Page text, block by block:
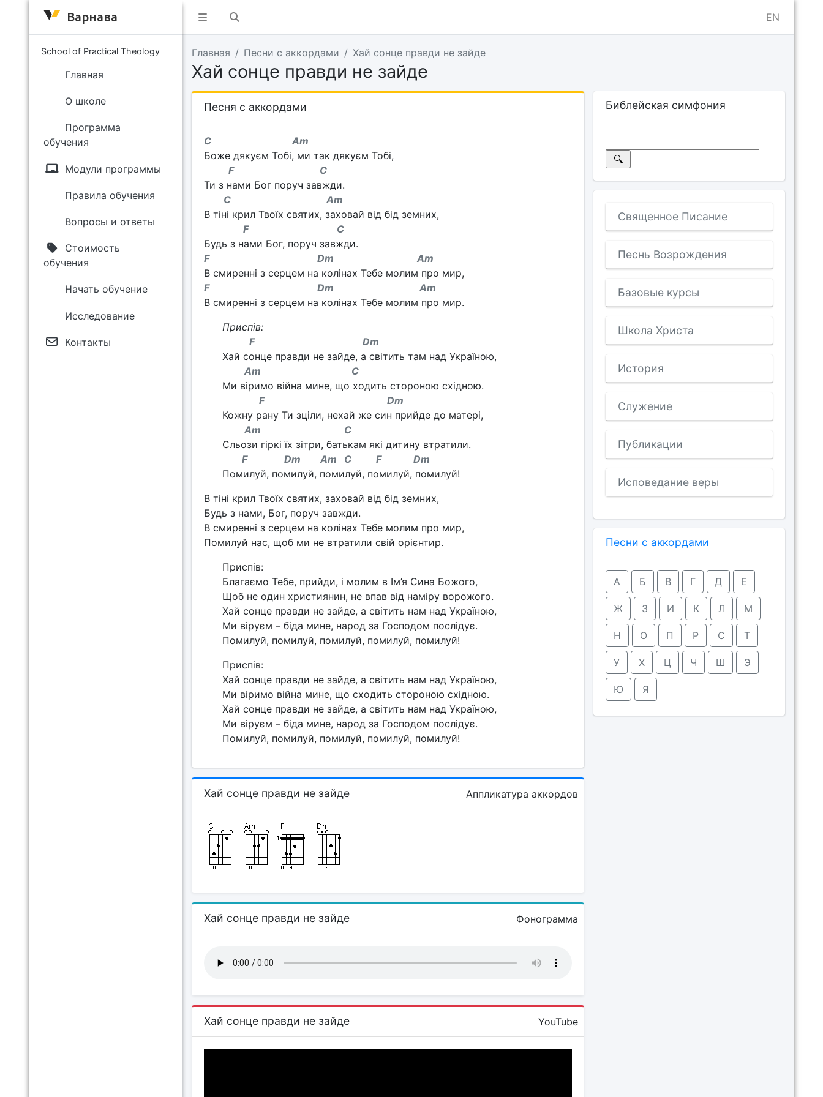
EN
Варнава
School of Practical Theology
Главная
О школе
Программа
обучения
Модули программы
Правила обучения
Вопросы и ответы
Стоимость
обучения
Начать обучение
Исследование
Контакты
Главная Песни с аккордами Хай сонце правди не зайде
Хай сонце правди не зайде
Песня с аккордами
C Am
Боже дякуєм Тобі, ми так дякуєм Тобі,
F C
Ти з нами Бог поруч завжди.
C Am
В тіні крил Твоїх святих, заховай від бід земних,
F C
Будь з нами Бог, поруч завжди.
F Dm Am
В смиренні з серцем на колінах Тебе молим про мир,
F Dm Am
В смиренні з серцем на колінах Тебе молим про мир.
Приспів:
F Dm
Хай сонце правди не зайде, а світить там над Україною,
Am C
Ми віримо війна мине, що ходить стороною східною.
F Dm
Кожну рану Ти зціли, нехай же син прийде до матері,
Am C
Сльози гіркі їх зітри, батькам які дитину втратили.
F Dm Am C F Dm
Помилуй, помилуй, помилуй, помилуй, помилуй!
В тіні крил Твоїх святих, заховай від бід земних,
Будь з нами, Бог, поруч завжди.
В смиренні з серцем на колінах Тебе молим про мир,
Помилуй нас, щоб ми не втратили свій орієнтир.
Приспів:
Благаємо Тебе, прийди, і молим в Ім’я Сина Божого,
Щоб не один християнин, не впав від наміру ворожого.
Хай сонце правди не зайде, а світить нам над Україною,
Ми віруєм – біда мине, народ за Господом послідує.
Помилуй, помилуй, помилуй, помилуй, помилуй!
Приспів:
Хай сонце правди не зайде, а світить нам над Україною,
Ми віримо війна мине, що сходить стороною східною.
Хай сонце правди не зайде, а світить нам над Україною,
Ми віруєм – біда мине, народ за Господом послідує.
Помилуй, помилуй, помилуй, помилуй, помилуй!
Хай сонце правди не зайде Аппликатура аккордов
Хай сонце правди не зайде Фонограмма
Хай сонце правди не зайде YouTube
Библейская симфония
Священное Писание
Песнь Возрождения
Базовые курсы
Школа Христа
История
Служение
Публикации
Исповедание веры
Песни с аккордами
А Б В Г Д Е
Ж З И К Л М
Н О П Р С Т
У Х Ц Ч Ш Э
Ю Я